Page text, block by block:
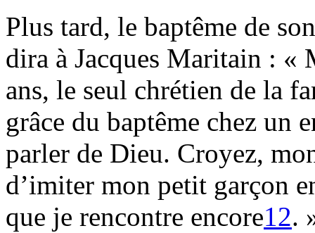
Plus tard, le baptême de
dira à Jacques Maritain : «
ans, le seul chrétien de la
grâce du baptême chez un
parler de Dieu. Croyez,
d’imiter mon petit garçon
que je rencontre encore12.